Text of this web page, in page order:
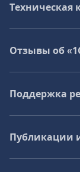
Техническая
Отзывы об
Поддержка
Публикации